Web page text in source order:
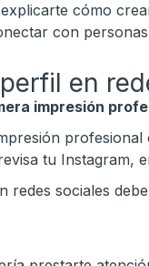
cómo
con
en
impresión
tu Instagram,
redes sociales